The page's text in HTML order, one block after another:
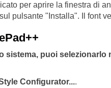
per aprire la finestra di
pulsante "Installa". Il font
sistema, puoi selezionarlo
Configurator....